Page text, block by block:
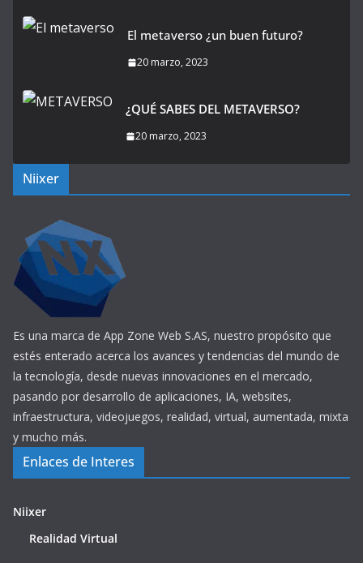
El metaverso ¿un buen futuro?
20 marzo, 2023
¿QUÉ SABES DEL METAVERSO?
20 marzo, 2023
Niixer
Es una marca de App Zone Web S.AS, nuestro propósito que
estés enterado acerca los avances y tendencias del mundo de
la tecnología, desde nuevas innovaciones en el mercado,
pasando por desarrollo de aplicaciones, IA, websites,
infraestructura, videojuegos, realidad, virtual, aumentada, mixta
y mucho más.
Enlaces de Interes
Niixer
Realidad Virtual